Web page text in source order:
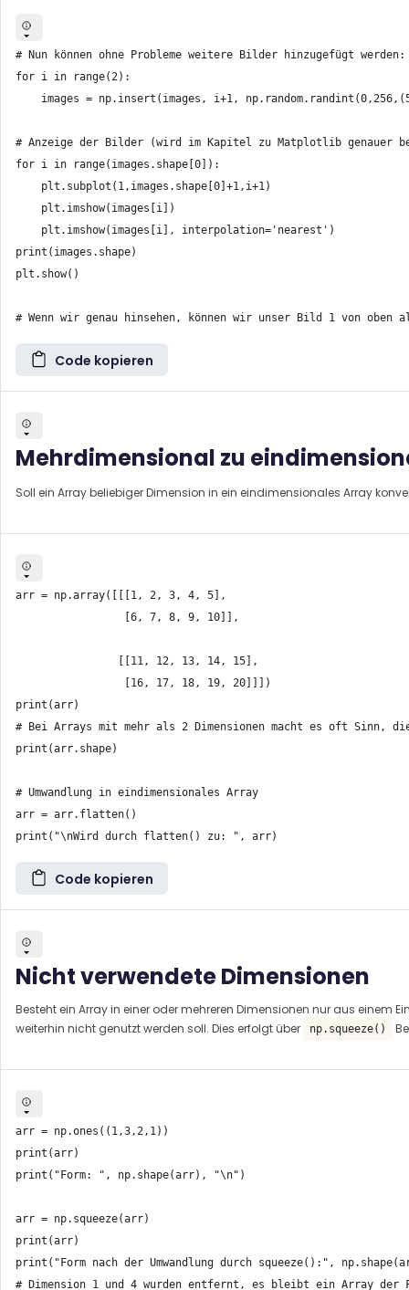
# Nun können ohne Probleme weitere Bilder hinzugefügt werden:
for i in range(2):
images = np.insert(images, i+1,
# Anzeige der Bilder (wird im Kapitel zu Matplotlib genauer
for i in range(images.shape[0]):
    plt.subplot(1,images.shape[0]+1,i+1)
    plt.imshow(images[i])
    plt.imshow(images[i], interpolation='nearest')
print(images.shape)
plt.show()
Code kopieren
Mehrdimensional zu
Soll ein Array beliebiger Dimension in ein eindimensionales Array
arr = np.array([[[1, 2, 3, 4, 5],
                 [6, 7, 8, 9, 10]],
                [[11, 12, 13, 14, 15],
                 [16, 17, 18, 19, 20]]])
print(arr)
# Bei Arrays mit mehr als 2 Dimensionen macht es oft Sinn,
print(arr.shape)
# Umwandlung in eindimensionales Array
arr = arr.flatten()
Code kopieren
Nicht verwendete Dimensionen
Besteht ein Array in einer oder mehreren Dimensionen nur aus einem
weiterhin nicht genutzt werden soll. Dies erfolgt über
np.squeeze()
arr = np.ones((1,3,2,1))
print(arr)
print("Form: ", np.shape(arr), "\n")
arr = np.squeeze(arr)
print(arr)
print("Form nach der Umwandlung durch squeeze():",